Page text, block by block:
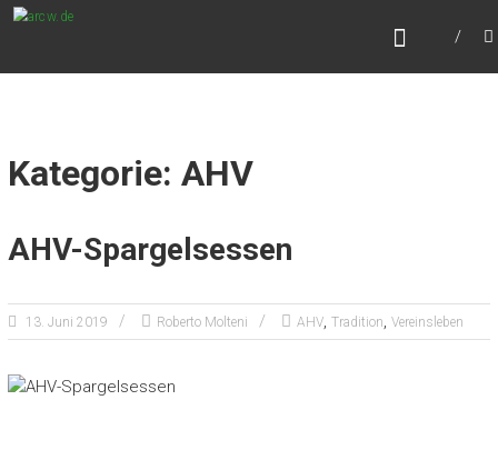
ZumARCW.DE
Kategorie: AHV
AHV-Spargelsessen
13. Juni 2019 Roberto Molteni AHV, Tradition, Vereinsleben